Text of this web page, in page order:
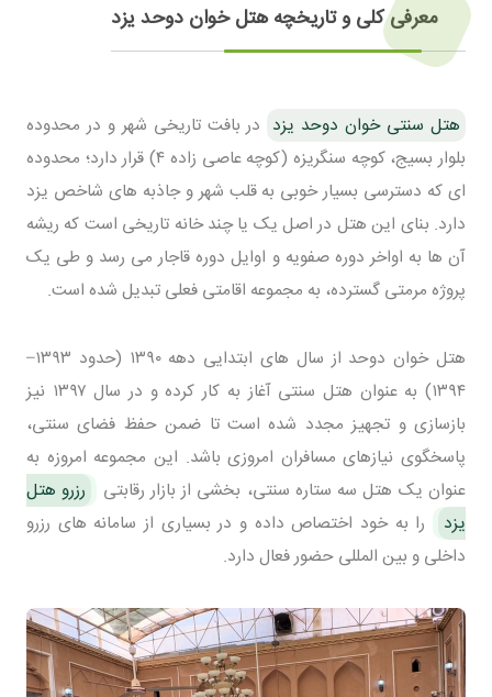
معرفی کلی و تاریخچه هتل خوان دوحد یزد
هتل سنتی خوان دوحد یزد در بافت تاریخی شهر و در محدوده
بلوار بسیج، کوچه سنگریزه (کوچه عاصی زاده ۴) قرار دارد؛ محدوده
ای که دسترسی بسیار خوبی به قلب شهر و جاذبه های شاخص یزد
دارد. بنای این هتل در اصل یک یا چند خانه تاریخی است که ریشه
آن ها به اواخر دوره صفویه و اوایل دوره قاجار می رسد و طی یک
پروژه مرمتی گسترده، به مجموعه اقامتی فعلی تبدیل شده است.
هتل خوان دوحد از سال های ابتدایی دهه ۱۳۹۰ (حدود ۱۳۹۳–
۱۳۹۴) به عنوان هتل سنتی آغاز به کار کرده و در سال ۱۳۹۷ نیز
بازسازی و تجهیز مجدد شده است تا ضمن حفظ فضای سنتی،
پاسخگوی نیازهای مسافران امروزی باشد. این مجموعه امروزه به
عنوان یک هتل سه ستاره سنتی، بخشی از بازار رقابتی
رزرو هتل
یزد
را به خود اختصاص داده و در بسیاری از سامانه های رزرو
داخلی و بین المللی حضور فعال دارد.